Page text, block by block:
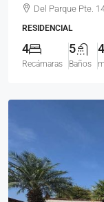
Del Parque Pte.
RESIDENCIAL
4
Recámaras
5
Baños